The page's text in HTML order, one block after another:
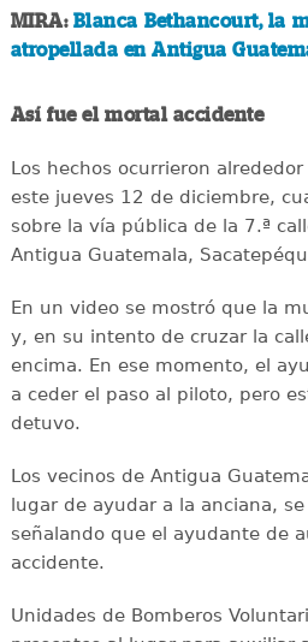
MIRA:Blanca Bethancourt, la
atropellada en Antigua
Así fue el mortal accidente
Los hechos ocurrieron
este jueves 12 de diciembre,
sobre la vía pública de la 7.ª
Antigua Guatemala,
En un video se mostró que la
y, en su intento de cruzar la
encima. En ese momento, el
a ceder el paso al piloto, pero
detuvo.
Los vecinos de Antigua
lugar de ayudar a la anciana,
señalando que el ayudante de
accidente.
Unidades de Bomberos